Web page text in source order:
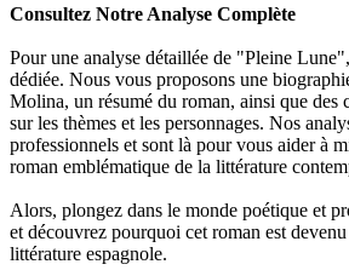
Consultez Notre Analyse Complète
Pour une analyse détaillée de "Pleine
dédiée. Nous vous proposons une
Molina, un résumé du roman, ainsi que des
sur les thèmes et les personnages. Nos
professionnels et sont là pour vous aider à
roman emblématique de la littérature
Alors, plongez dans le monde poétique et
et découvrez pourquoi cet roman est
littérature espagnole.